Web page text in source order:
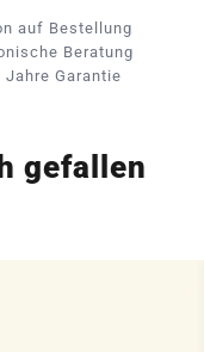
auf Bestellung
Beratung
Jahre Garantie
gefallen